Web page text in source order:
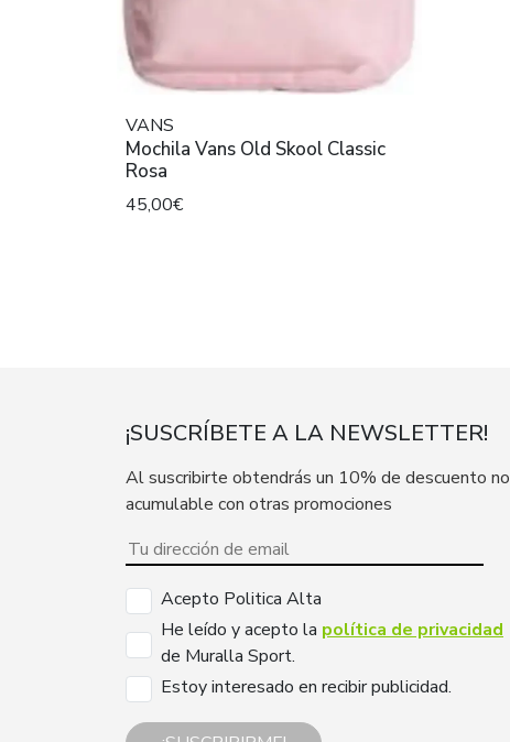
VANS
Mochila Vans Old Skool Classic
Rosa
45,00€
¡SUSCRÍBETE A LA NEWSLETTER!
Al suscribirte obtendrás un 10% de descuento no
acumulable con otras promociones
Acepto Politica Alta
He leído y acepto la política de privacidad
de Muralla Sport.
Estoy interesado en recibir publicidad.